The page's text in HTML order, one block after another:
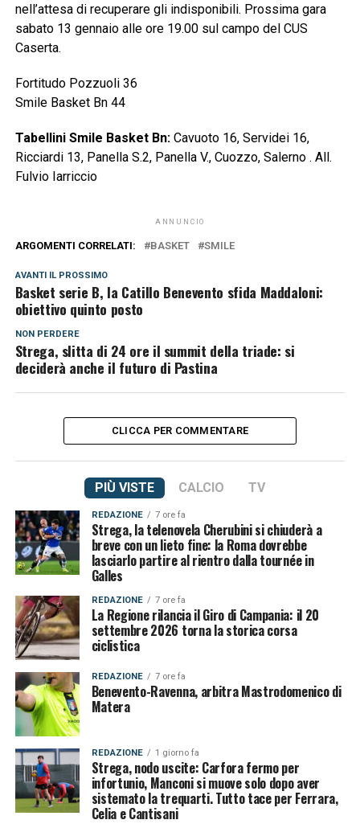
nell’attesa di recuperare gli indisponibili. Prossima gara
sabato 13 gennaio alle ore 19.00 sul campo del CUS
Caserta.
Fortitudo Pozzuoli 36
Smile Basket Bn 44
Tabellini Smile Basket Bn:Cavuoto 16, Servidei 16,
Ricciardi 13, Panella S.2, Panella V., Cuozzo, Salerno . All.
Fulvio Iarriccio
ANNUNCIO
ARGOMENTI CORRELATI: BASKET SMILE
AVANTI IL ​​PROSSIMO
Basket serie B, la Catillo Benevento sfida Maddaloni:
obiettivo quinto posto
NON PERDERE
Strega, slitta di 24 ore il summit della triade: si
deciderà anche il futuro di Pastina
CLICCA PER COMMENTARE
PIÙ VISTE CALCIO TV
REDAZIONE 7 ore fa
Strega, la telenovela Cherubini si chiuderà a
breve con un lieto fine: la Roma dovrebbe
lasciarlo partire al rientro dalla tournée in
Galles
REDAZIONE 7 ore fa
La Regione rilancia il Giro di Campania: il 20
settembre 2026 torna la storica corsa
ciclistica
REDAZIONE 7 ore fa
Benevento-Ravenna, arbitra Mastrodomenico di
Matera
REDAZIONE 1 giorno fa
Strega, nodo uscite: Carfora fermo per
infortunio, Manconi si muove solo dopo aver
sistemato la trequarti. Tutto tace per Ferrara,
Celia e Cantisani